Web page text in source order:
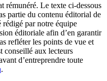
rémunéré. Le texte ci-dessous
partie du contenu éditorial de
par notre équipe
éditoriale afin d’en garantir
refléter les points de vue et
conseillé aux lecteurs
d’entreprendre toute
.